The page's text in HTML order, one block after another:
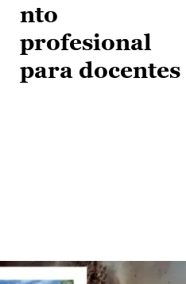
nto
profesional
para docentes